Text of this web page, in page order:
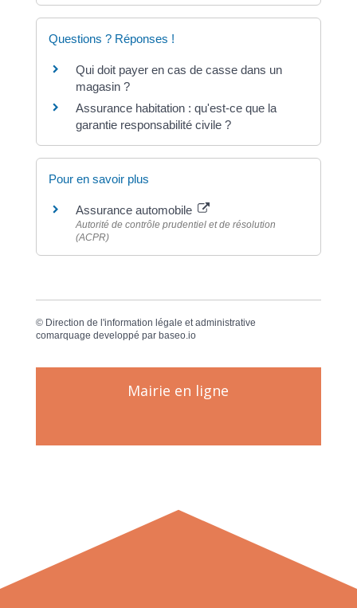
Questions ? Réponses !
Qui doit payer en cas de casse dans un
magasin ?
Assurance habitation : qu'est-ce que la
garantie responsabilité civile ?
Pour en savoir plus
Assurance automobile
Autorité de contrôle prudentiel et de résolution
(ACPR)
© Direction de l'information légale et administrative
comarquage developpé par baseo.io
Mairie en ligne